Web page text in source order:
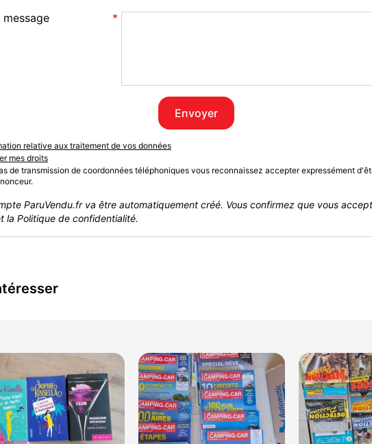
Envoyer
relative aux traitement de vos données
mes droits
de transmission de coordonnées téléphoniques vous reconnaissez accepter expressément
ParuVendu.fr va être automatiquement créé. Vous confirmez que vous
la Politique de confidentialité.